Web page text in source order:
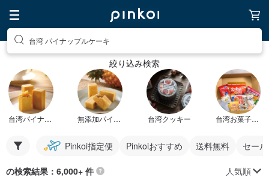
台湾 パイナップルケーキ
絞り込み検索
台湾パイナップルケーキ 無添加パイナップルケーキ 台湾クッキー 台湾お菓子セット
Pinkoi指定便 Pinkoiおすすめ 送料無料 セー
の検索結果：6,000+ 件 人気順